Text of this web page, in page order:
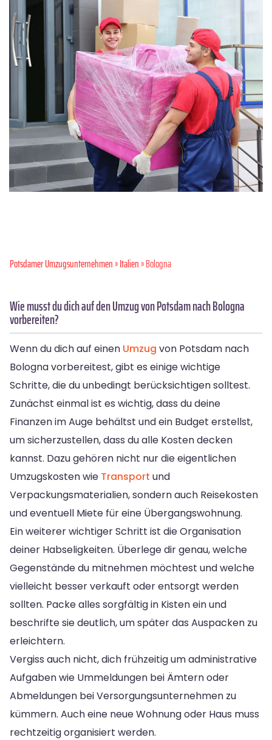
Potsdamer Umzugsunternehmen»Italien» Bologna
Wie musst du dich auf den Umzug von Potsdam nach Bologna
vorbereiten?
Wenn du dich auf einen Umzug von Potsdam nach
Bologna vorbereitest, gibt es einige wichtige
Schritte, die du unbedingt berücksichtigen solltest.
Zunächst einmal ist es wichtig, dass du deine
Finanzen im Auge behältst und ein Budget erstellst,
um sicherzustellen, dass du alle Kosten decken
kannst. Dazu gehören nicht nur die eigentlichen
Umzugskosten wie Transport und
Verpackungsmaterialien, sondern auch Reisekosten
und eventuell Miete für eine Übergangswohnung.
Ein weiterer wichtiger Schritt ist die Organisation
deiner Habseligkeiten. Überlege dir genau, welche
Gegenstände du mitnehmen möchtest und welche
vielleicht besser verkauft oder entsorgt werden
sollten. Packe alles sorgfältig in Kisten ein und
beschrifte sie deutlich, um später das Auspacken zu
erleichtern.
Vergiss auch nicht, dich frühzeitig um administrative
Aufgaben wie Ummeldungen bei Ämtern oder
Abmeldungen bei Versorgungsunternehmen zu
kümmern. Auch eine neue Wohnung oder Haus muss
rechtzeitig organisiert werden.